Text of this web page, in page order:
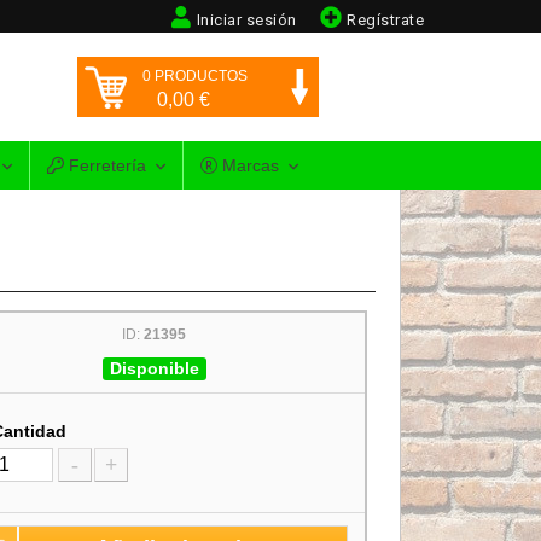
Regístrate
Iniciar sesión
0 PRODUCTOS
0,00 €
Ferretería Marcas
ID:21395
Disponible
- +